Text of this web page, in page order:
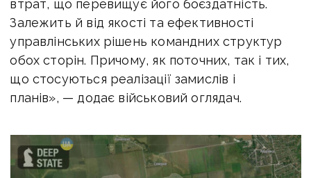
втрат, що перевищує його боєздатність.
Залежить й від якості та ефективності
управлінських рішень командних структур
обох сторін. Причому, як поточних, так і тих,
що стосуються реалізації замислів і
планів», — додає військовий оглядач.